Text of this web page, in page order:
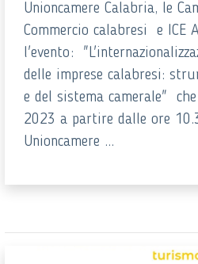
Unioncamere Calabria, le
Commercio calabresi e ICE
l'evento:
delle imprese calabresi:
e del sistema camerale"
2023 a partire dalle ore
Unioncamere ...